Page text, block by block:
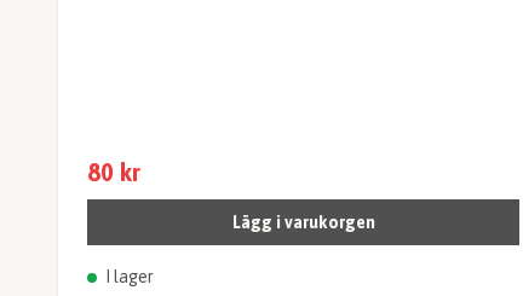
80 kr
Lägg i varukorgen
I lager